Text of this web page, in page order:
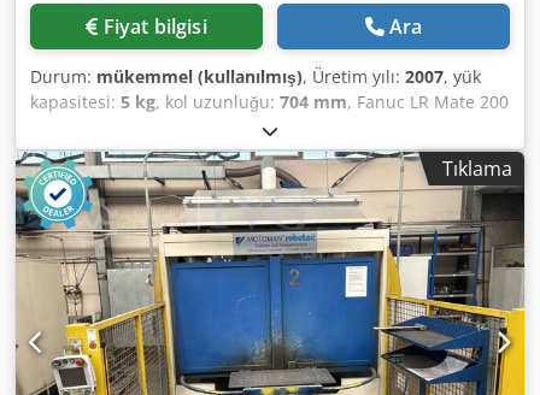
Fiyat bilgisi Ara
Durum: mükemmel (kullanılmış), Üretim yılı: 2007, yük
kapasitesi: 5 kg, kol uzunluğu: 704 mm, Fanuc LR Mate 200
iC Robot (E-29388) hücre görüş sistemi ile Menşei: Japonya
Yıl: 2007 Kontrol ünitesi: R-30iA MATE Eksen sayısı: 6
Taşıma kapasitesi: 5 kg Erişim mesafesi: 704 mm
Tekrarlama hassasiyeti: ±0,02 mm Robot ağırlığı: 27 kg
Dodpfx Agjqgck Do Eock Kamera: Sony XC-56
Tıklama